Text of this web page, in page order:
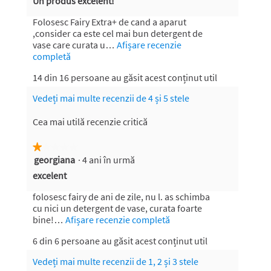
5
stele.
c
e
n
z
e
f
c
u
t
d
e
n
a
Folosesc Fairy Extra+ de cand a aparut
,consider ca este cel mai bun detergent de
vase care curata u… Afișare recenzie
completă
e
s
ă
ț
n
e
v
d
s
14 din 16 persoane au găsit acest conținut util
Vedeți mai multe recenzii de 4 și 5 stele
Cea mai utilă recenzie critică
★★★★★
★★★★★
1
5
stele.
georgiana · 4 ani în urmă
R
c
e
z
i
excelent
folosesc fairy de ani de zile, nu l. as schimba
cu nici un detergent de vase, curata foarte
bine!… Afișare recenzie completă
e
s
6 din 6 persoane au găsit acest conținut util
Vedeți mai multe recenzii de 1, 2 și 3 stele